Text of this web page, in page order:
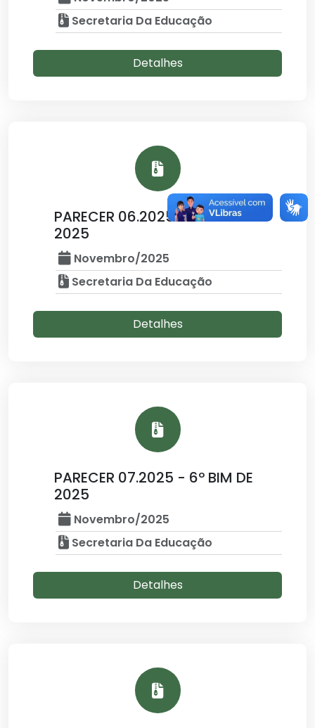
Secretaria Da Educação
Detalhes
PARECER 06.2025 - 5º BIM DE
2025
Novembro/2025
Secretaria Da Educação
Detalhes
PARECER 07.2025 - 6º BIM DE
2025
Novembro/2025
Secretaria Da Educação
Detalhes